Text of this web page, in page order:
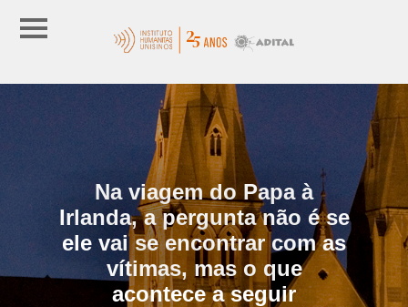
Na viagem do Papa à
Irlanda, a pergunta não é se
ele vai se encontrar com as
vítimas, mas o que
acontece a seguir